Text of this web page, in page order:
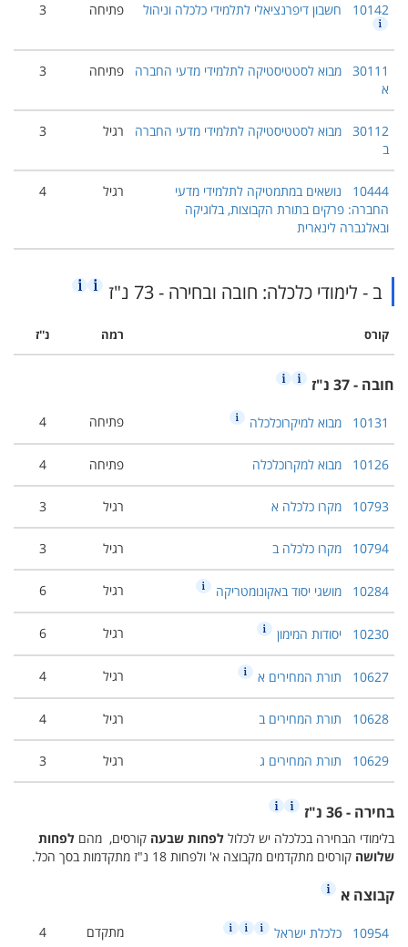
10142חשבון דיפרנציאלי לתלמידי כלכלה וניהול פתיחה
30111מבוא לסטטיסטיקה לתלמידי מדעי החברה
פתיחה
30112מבוא לסטטיסטיקה לתלמידי מדעי החברה
רגיל
10444נושאים במתמטיקה לתלמידי מדעי
החברה: פרקים בתורת הקבוצות, בלוגיקה
ובאלגברה לינארית
רגיל
ב - לימודי כלכלה: חובה ובחירה - 73 נ"ז
קורס רמה
חובה - 37 נ"ז
10131מבוא למיקרוכלכלה פתיחה
10126מבוא למקרוכלכלה פתיחה
10793מקרו כלכלה א רגיל
10794מקרו כלכלה ב רגיל
10284מושגי יסוד באקונומטריקה רגיל
10230יסודות המימון רגיל
10627תורת המחירים א רגיל
10628תורת המחירים ב רגיל
10629תורת המחירים ג רגיל
בחירה - 36 נ"ז
בלימודי הבחירה בכלכלה יש לכלוללפחות שבעהקורסים, מהםלפחות
שלושהקורסים מתקדמים מקבוצה א' ולפחות 18 נ"ז מתקדמות בסך הכל.
קבוצה א
10954כלכלת ישראל מתקדם